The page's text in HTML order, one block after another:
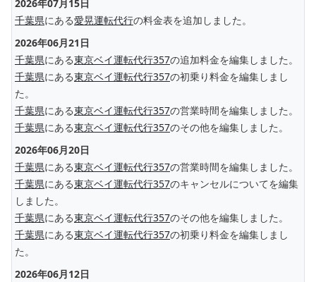
2026年07月15日
千葉県にある愛晃運転代行の料金表を追加しました。
2026年06月21日
千葉県にある東京ベイ運転代行357の追加料金を編集しました。
千葉県にある東京ベイ運転代行357の初乗り料金を編集しまし
た。
千葉県にある東京ベイ運転代行357の営業時間を編集しました。
千葉県にある東京ベイ運転代行357のその他を編集しました。
2026年06月20日
千葉県にある東京ベイ運転代行357の営業時間を編集しました。
千葉県にある東京ベイ運転代行357のキャンセルについてを編集
しました。
千葉県にある東京ベイ運転代行357のその他を編集しました。
千葉県にある東京ベイ運転代行357の初乗り料金を編集しまし
た。
2026年06月12日